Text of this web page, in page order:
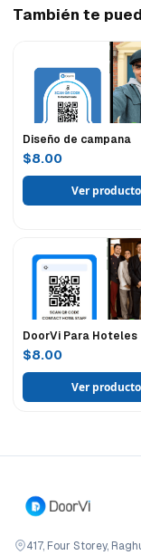
También te
Diseño de campana
$8.00
Ver producto
DoorVi Para Hoteles
$8.00
Ver producto
417, Four Storey,